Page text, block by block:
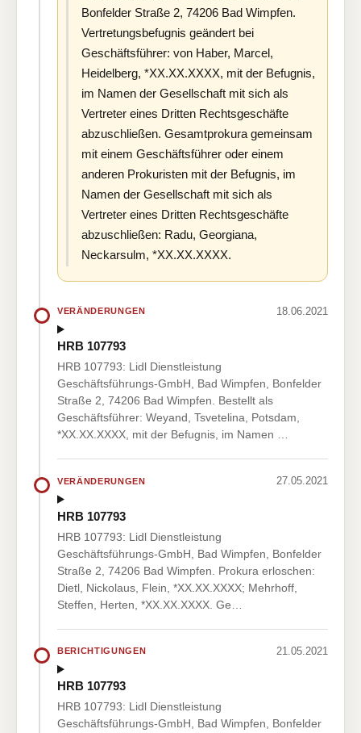
Bonfelder Straße 2, 74206 Bad Wimpfen.
Vertretungsbefugnis geändert bei
Geschäftsführer: von Haber, Marcel,
Heidelberg, *XX.XX.XXXX, mit der Befugnis,
im Namen der Gesellschaft mit sich als
Vertreter eines Dritten Rechtsgeschäfte
abzuschließen. Gesamtprokura gemeinsam
mit einem Geschäftsführer oder einem
anderen Prokuristen mit der Befugnis, im
Namen der Gesellschaft mit sich als
Vertreter eines Dritten Rechtsgeschäfte
abzuschließen: Radu, Georgiana,
Neckarsulm, *XX.XX.XXXX.
VERÄNDERUNGEN 18.06.2021
HRB 107793
HRB 107793: Lidl Dienstleistung
Geschäftsführungs-GmbH, Bad Wimpfen, Bonfelder
Straße 2, 74206 Bad Wimpfen. Bestellt als
Geschäftsführer: Weyand, Tsvetelina, Potsdam,
*XX.XX.XXXX, mit der Befugnis, im Namen …
VERÄNDERUNGEN 27.05.2021
HRB 107793
HRB 107793: Lidl Dienstleistung
Geschäftsführungs-GmbH, Bad Wimpfen, Bonfelder
Straße 2, 74206 Bad Wimpfen. Prokura erloschen:
Dietl, Nickolaus, Flein, *XX.XX.XXXX; Mehrhoff,
Steffen, Herten, *XX.XX.XXXX. Ge…
BERICHTIGUNGEN 21.05.2021
HRB 107793
HRB 107793: Lidl Dienstleistung
Geschäftsführungs-GmbH, Bad Wimpfen, Bonfelder